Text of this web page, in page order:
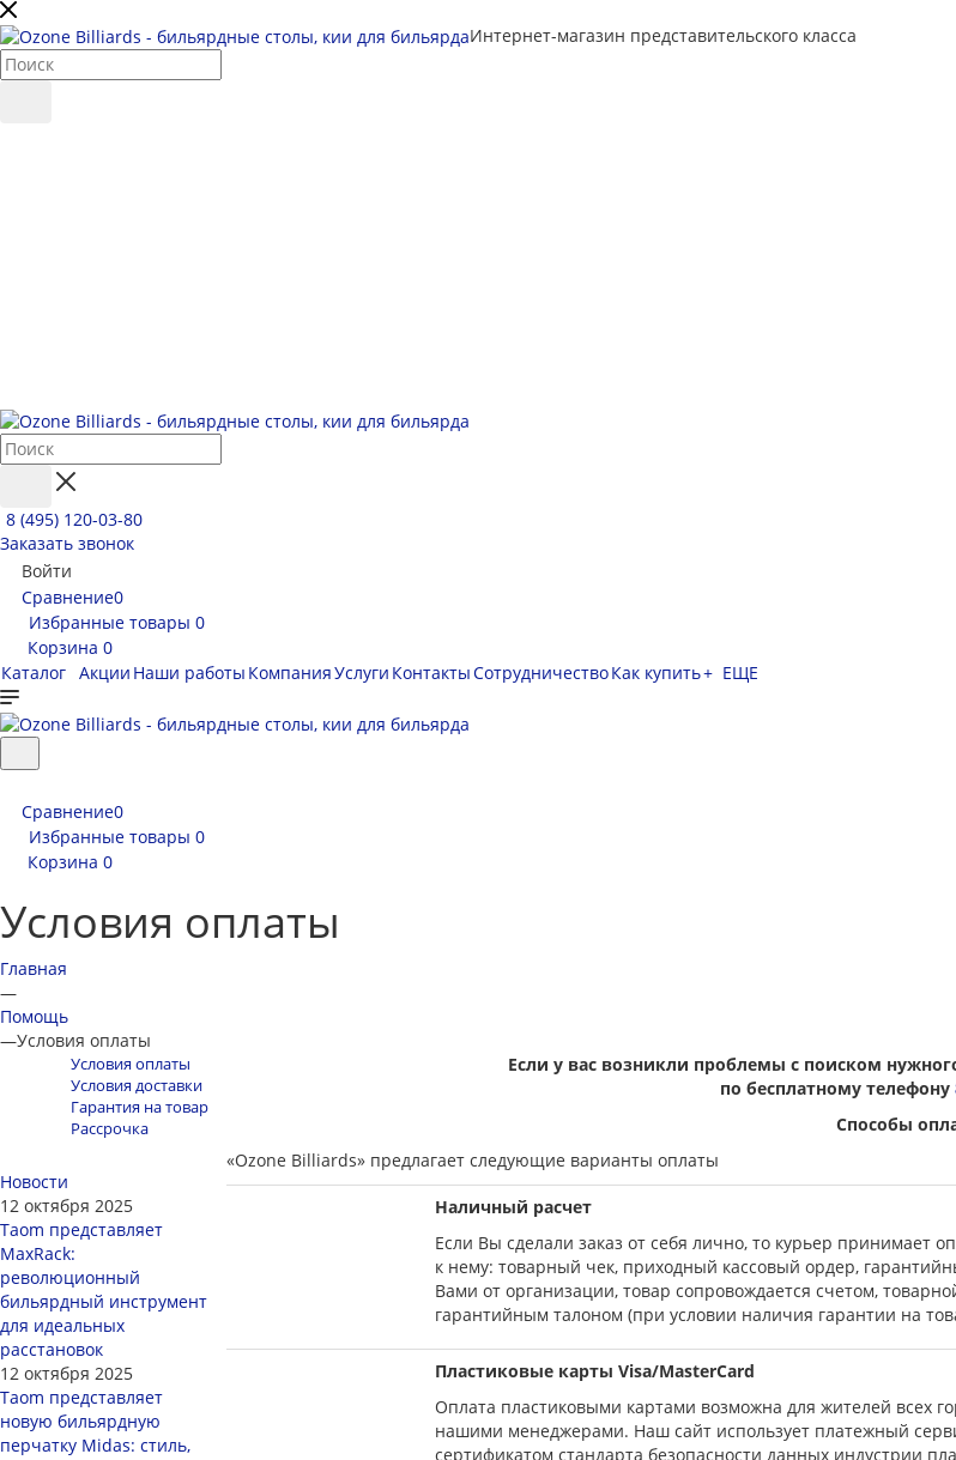
Интернет-магазин представительского класса
8 (495) 120-03-80
Заказать звонок
Войти
Сравнение0
Избранные товары 0
Корзина 0
Каталог Акции Наши работы КомпанияУслуги КонтактыСотрудничествоКак купить+ ЕЩЕ
Сравнение0
Избранные товары 0
Корзина 0
Условия оплаты
Главная
—
Помощь
—Условия оплаты
Если у вас возникли проблемы с поиском
по бесплатному телефону
Способы
«Ozone Billiards» предлагает следующие варианты оплаты
Наличный расчет
Если Вы сделали заказ от себя лично, то курьер
к нему: товарный чек, приходный кассовый ордер,
Вами от организации, товар сопровождается счетом,
гарантийным талоном (при условии наличия гарантии на
Пластиковые карты Visa/MasterСard
Оплата пластиковыми картами возможна для жителей всех
нашими менеджерами. Наш сайт использует платежный
сертификатом стандарта безопасности данных индустрии
Условия оплаты
Условия доставки
Гарантия на товар
Рассрочка
Новости
12 октября 2025
Taom представляет
MaxRack:
революционный
бильярдный инструмент
для идеальных
расстановок
12 октября 2025
Taom представляет
новую бильярдную
перчатку Midas: стиль,